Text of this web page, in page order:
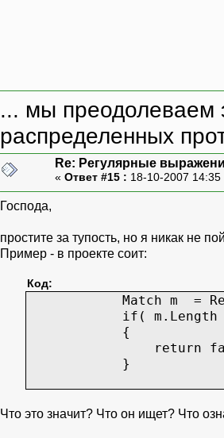
... мы преодолеваем
распределенных
Re: Регулярные
« Ответ #15 : 18-10-2007
Господа,
простите за тупость, но я никак не
Пример - в проекте соит:
Код:
Match m =
if( m.Length
{
return
}
Что это значит? Что он ищет? Что